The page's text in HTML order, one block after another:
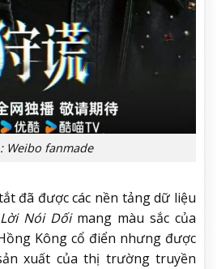
Weibo fanmade
đã được các nền tảng dữ liệu
Nói Dốimang màu sắc của
Kông cổ điển nhưng được
xuất của thị trường truyền